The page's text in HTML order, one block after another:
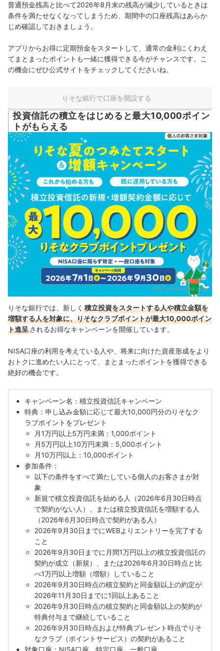
普通預金残高と比べて2026年8月末の残高が減少しているときは
条件を満たせなくなってしまうため、期間中の口座残高はあらか
じめ確認しておきましょう。
アプリからお得に定期預金をスタートして、通常の金利にくわえ
てまとまったポイントも一緒に獲得できる今がチャンスです。こ
の機会にぜひ公式サイトをチェックしてくださいね。
りそな銀行で口座を開設する
投資信託の積立をはじめると最大10,000ポイン
トがもらえる
出典： resonabank.co.jp
りそな銀行では、新しく 積立投資をスタートする人や積立金額を
増額する人を対象に、りそなクラブポイントが最大10,000ポイン
ト進呈されるお得なキャンペーンを開催しています。
NISA口座の利用を考えている人や、将来に向けた資産形成をより
おトクに進めたい人にとって、まとまったポイントを獲得できる
絶好の機会です。
キャンペーン名：積立投資信託キャンペーン
特典：申し込み金額に応じて最大10,000円分のりそなク
ラブポイントをプレゼント
月1万円以上5万円未満：1,000ポイント
月5万円以上10万円未満：5,000ポイント
月10万円以上：10,000ポイント
参加条件：
以下の条件をすべて満たしている個人のお客さまが対
象
新規で積立投資信託を始める人（2026年6月30日時点
で契約がない人）、または積立投資信託を増額する人
（2026年6月30日時点で契約がある人）
2026年9月30日までにWEBよりエントリーを完了する
こと
2026年9月30日までに月間1万円以上の積立投資信託の
契約が成立（新規）、または2026年6月30日時点と比
べ1万円以上増額（増額）していること
2026年9月30日時点の積立契約と同金額以上の約定が
2026年11月30日までに1回以上あること
2026年9月30日時点の積立契約と同金額以上の契約が
特典付与まで継続していること
2026年9月30日時点および特典プレゼント時点でりそ
なクラブ（ポイントサービス）の契約があること
対象口座：NISA口座、特定口座、一般口座